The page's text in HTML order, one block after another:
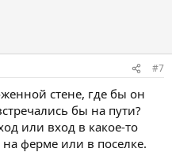
#7
стене, где бы он
бы на пути?
или вход в какое-то
ферме или в поселке.